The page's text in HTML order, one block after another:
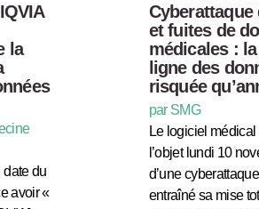
la
date du
avoir «
Cyberattaque
et fuites de
médicales :
ligne des
risquée
par SMG
Le logiciel
l’objet lundi 10
d’une
entraîné sa mise